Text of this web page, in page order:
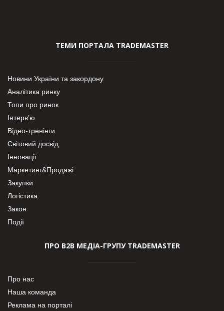
ТЕМИ ПОРТАЛА TRADEMASTER
Новини України та закордону
Аналітика ринку
Топи про ринок
Інтерв’ю
Відео-тренінги
Світовий досвід
Інновації
Маркетинг&Продажі
Закупки
Логістика
Закон
Події
ПРО В2В МЕДІА-ГРУПУ TRADEMASTER
Про нас
Наша команда
Реклама на порталі